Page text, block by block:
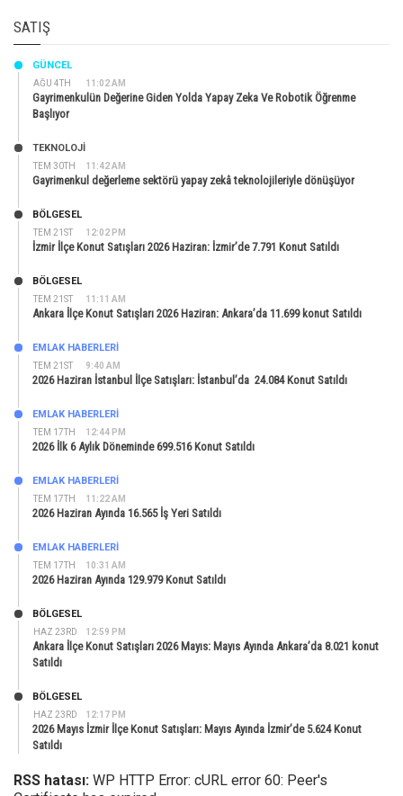
SATIŞ
AĞU 4TH 11:02 AM
GÜNCEL
Gayrimenkulün Değerine Giden Yolda Yapay Zeka Ve Robotik Öğrenme
Başlıyor
TEM 30TH 11:42 AM
TEKNOLOJİ
Gayrimenkul değerleme sektörü yapay zekâ teknolojileriyle dönüşüyor
TEM 21ST 12:02 PM
BÖLGESEL
İzmir İlçe Konut Satışları 2026 Haziran: İzmir’de 7.791 Konut Satıldı
TEM 21ST 11:11 AM
BÖLGESEL
Ankara İlçe Konut Satışları 2026 Haziran: Ankara’da 11.699 konut Satıldı
TEM 21ST 9:40 AM
EMLAK HABERLERI
2026 Haziran İstanbul İlçe Satışları: İstanbul’da 24.084 Konut Satıldı
TEM 17TH 12:44 PM
EMLAK HABERLERI
2026 İlk 6 Aylık Döneminde 699.516 Konut Satıldı
TEM 17TH 11:22 AM
EMLAK HABERLERI
2026 Haziran Ayında 16.565 İş Yeri Satıldı
TEM 17TH 10:31 AM
EMLAK HABERLERI
2026 Haziran Ayında 129.979 Konut Satıldı
HAZ 23RD 12:59 PM
BÖLGESEL
Ankara İlçe Konut Satışları 2026 Mayıs: Mayıs Ayında Ankara’da 8.021 konut
Satıldı
HAZ 23RD 12:17 PM
BÖLGESEL
2026 Mayıs İzmir İlçe Konut Satışları: Mayıs Ayında İzmir’de 5.624 Konut
Satıldı
RSS hatası: WP HTTP Error: cURL error 60: Peer's